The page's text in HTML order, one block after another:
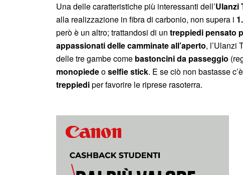
Una delle caratteristiche più interessanti dell’Ulanzi
alla realizzazione in fibra di carbonio, non supera i
però è un altro; trattandosi di un treppiedi pensato
appassionati delle camminate all’aperto, l’Ulanzi
delle tre gambe come bastoncini da passeggio
monopiedeoselfie stick. E se ciò non bastasse
treppiediper favorire le riprese rasoterra.